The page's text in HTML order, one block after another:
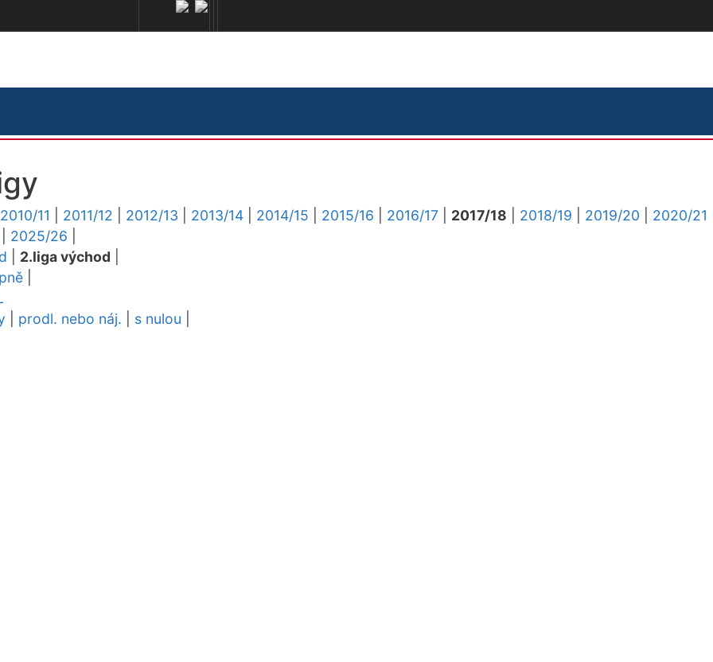
2010/11 2011/12 2012/13 2013/14 2014/15 2015/16 2016/17 2017/18 2018/19 2019/20
2020/21
2025/26
2.liga východ
prodl. nebo náj. s nulou